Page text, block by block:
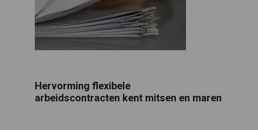
Hervorming flexibele
arbeidscontracten kent mitsen en maren